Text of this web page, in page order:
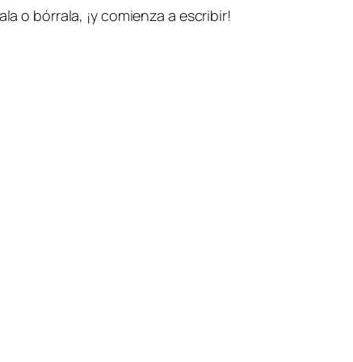
o bórrala, ¡y comienza a escribir!